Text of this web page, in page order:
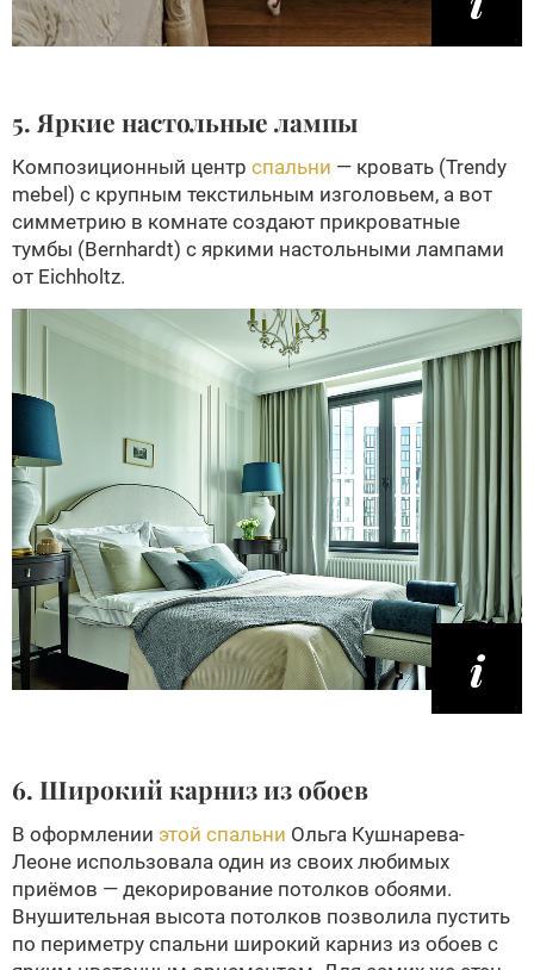
5. Яркие настольные лампы
Композиционный центр спальни — кровать (Trendy
mebel) c крупным текстильным изголовьем, а вот
симметрию в комнате создают прикроватные
тумбы (Bernhardt) c яркими настольными лампами
от Eichholtz.
6. Широкий карниз из обоев
В оформлении этой спальни Ольга Кушнарева-
Леоне использовала один из своих любимых
приёмов — декорирование потолков обоями.
Внушительная высота потолков позволила пустить
по периметру спальни широкий карниз из обоев с